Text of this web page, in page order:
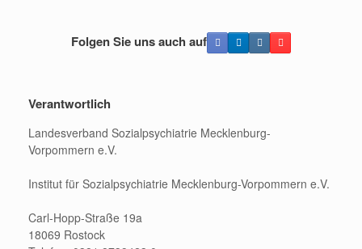
Folgen Sie uns auch auf
Verantwortlich
Landesverband Sozialpsychiatrie Mecklenburg-
Vorpommern e.V.
Institut für Sozialpsychiatrie Mecklenburg-Vorpommern e.V.
Carl-Hopp-Straße 19a
18069 Rostock